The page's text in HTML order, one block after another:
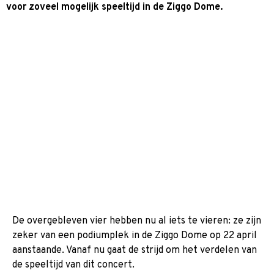
voor zoveel mogelijk speeltijd in de Ziggo Dome.
De overgebleven vier hebben nu al iets te vieren: ze zijn
zeker van een podiumplek in de Ziggo Dome op 22 april
aanstaande. Vanaf nu gaat de strijd om het verdelen van
de speeltijd van dit concert.